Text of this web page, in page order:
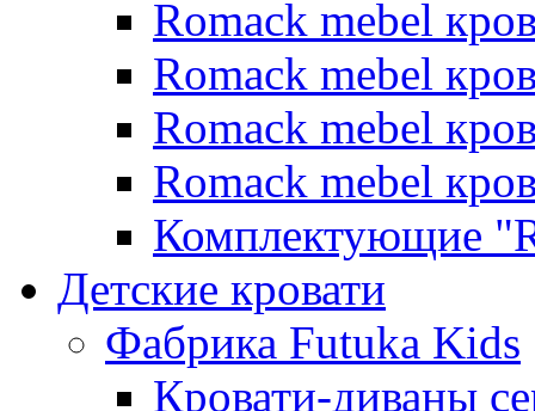
Romack mebel
Romack mebel
Romack mebel
Romack mebel
Комплектующие
Детские кровати
Фабрика Futuka Kids
Кровати-диваны